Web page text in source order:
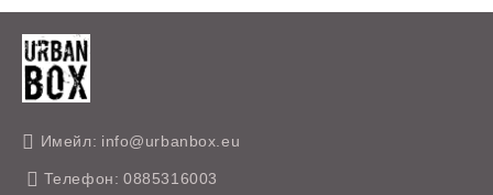
Имейл: info@urbanbox.eu
Телефон: 0885316003